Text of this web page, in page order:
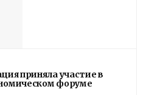
приняла участие в
форуме